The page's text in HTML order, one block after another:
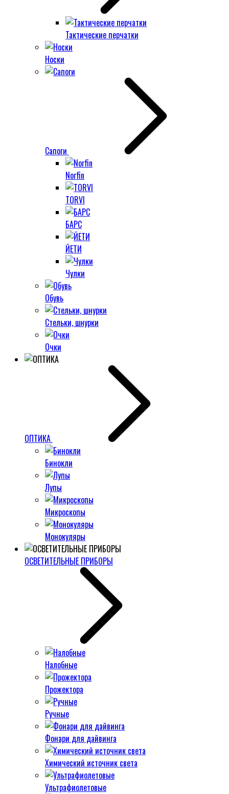
Тактические перчатки
Носки
Сапоги
Norfin
TORVI
БАРС
ЙЕТИ
Чулки
Обувь
Стельки, шнурки
Очки
ОПТИКА
Бинокли
Лупы
Микроскопы
Монокуляры
ОСВЕТИТЕЛЬНЫЕ ПРИБОРЫ
Налобные
Прожектора
Ручные
Фонари для дайвинга
Химический источник света
Ультрафиолетовые